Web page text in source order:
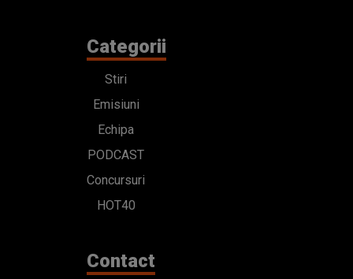
Categorii
Stiri
Emisiuni
Echipa
PODCAST
Concursuri
HOT40
Contact